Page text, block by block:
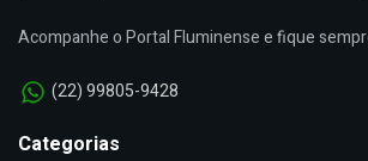
Acompanhe o Portal Fluminense e fique
(22) 99805-9428
Categorias